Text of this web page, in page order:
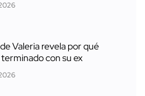
Valeria revela por qué
con su ex